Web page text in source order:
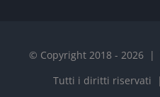
© Copyright 2018 -2026 |
Tutti i diritti riservati